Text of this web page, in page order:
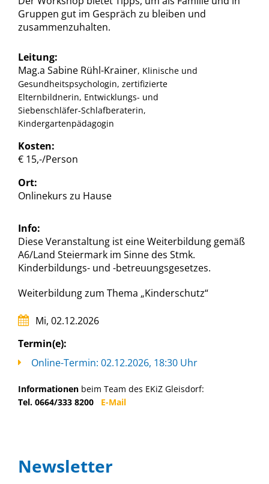
Newsletter
Gruppen gut im Gespräch zu bleiben und
zusammenzuhalten.
Leitung:
Mag.a Sabine Rühl-Krainer, Klinische und
Gesundheitspsychologin, zertifizierte
Elternbildnerin, Entwicklungs- und
Siebenschläfer-Schlafberaterin,
Kindergartenpädagogin
Kosten:
€ 15,-/Person
Ort:
Onlinekurs zu Hause
Info:
Diese Veranstaltung ist eine Weiterbildung gemäß
A6/Land Steiermark im Sinne des Stmk.
Kinderbildungs- und -betreuungsgesetzes.
Weiterbildung zum Thema „Kinderschutz“
Mi, 02.12.2026
Termin(e):
Online-Termin: 02.12.2026, 18:30 Uhr
Informationen beim Team des EKiZ Gleisdorf:
Tel. 0664/333 8200 E-Mail